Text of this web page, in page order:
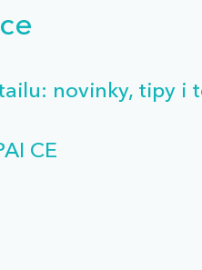
novinky, tipy i
CE